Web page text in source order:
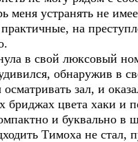
меня устранять не
на
в свой люксовый
обнаружив в
зал, и
бриджах цвета хаки и
и буквально в
Тимоха не стал,